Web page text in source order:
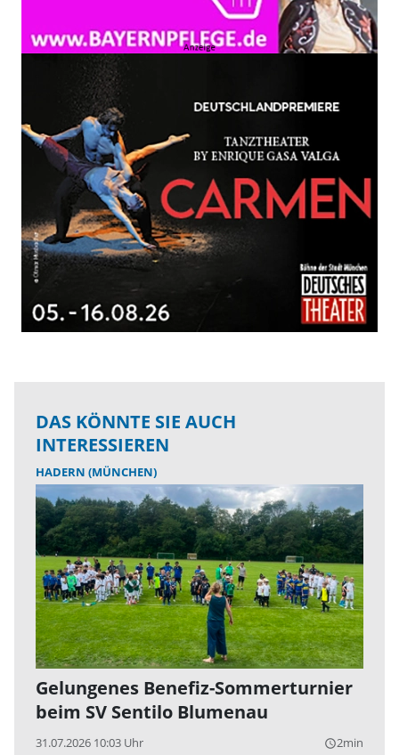
DAS KÖNNTE SIE AUCH
INTERESSIEREN
HADERN (MÜNCHEN)
Gelungenes Benefiz-Sommerturnier
beim SV Sentilo Blumenau
31.07.2026 10:03 Uhr query_builder2min